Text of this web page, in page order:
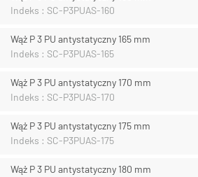
Indeks : SC-P3PUAS-160
Wąż P 3 PU antystatyczny 165 mm
Indeks : SC-P3PUAS-165
Wąż P 3 PU antystatyczny 170 mm
Indeks : SC-P3PUAS-170
Wąż P 3 PU antystatyczny 175 mm
Indeks : SC-P3PUAS-175
Wąż P 3 PU antystatyczny 180 mm